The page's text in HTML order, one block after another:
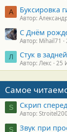
А Буксировка
Автор:
С Днём
Автор: Mihail71
Л Стук в
Автор: Лекс 25
Самое
S Скрип
Автор:
S Звук при